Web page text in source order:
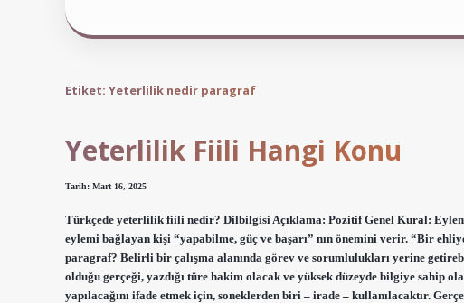
Etiket: Yeterlilik nedir paragraf
Yeterlilik Fiili Hangi Konu
Tarih: Mart 16, 2025
Türkçede yeterlilik fiili nedir? Dilbilgisi Açıklama: Pozitif Genel Kural:
eylemi bağlayan kişi “yapabilme, güç ve başarı” nın önemini verir. “Bir
paragraf? Belirli bir çalışma alanında görev ve sorumlulukları yerine
olduğu gerçeği, yazdığı türe hakim olacak ve yüksek düzeyde bilgiye sahip
yapılacağını ifade etmek için, soneklerden biri – irade – kullanılacaktır.